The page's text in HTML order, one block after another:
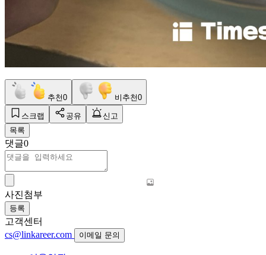
추천0 비추천0
스크랩 공유
신고
목록
댓글0
사진첨부
등록
고객센터
cs@linkareer.com
이메일 문의